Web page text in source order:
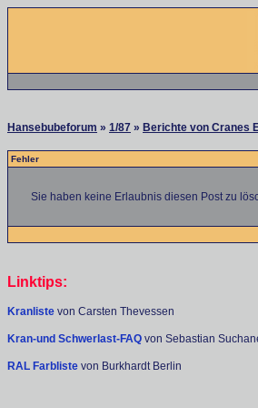
Hansebubeforum » 1/87 » Berichte von Cranes
Fehler
Sie haben keine Erlaubnis diesen Post zu
Linktips:
Kranliste von Carsten Thevessen
Kran-und Schwerlast-FAQ von Sebastian
RAL Farbliste von Burkhardt Berlin